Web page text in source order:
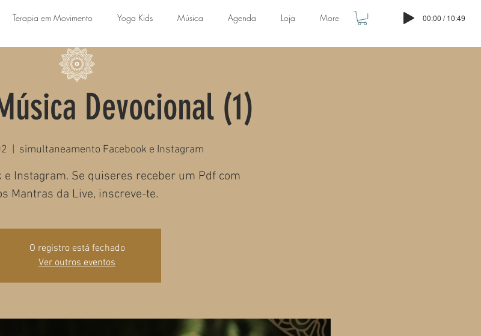
Terapia em Movimento Yoga Kids Música Agenda Loja More 00:00 / 10:49
Devocional (1)
  |
simultaneamento Facebook e Instagram
e Instagram. Se quiseres receber um Pdf com
Mantras da Live, inscreve-te.
O registro está fechado
Ver outros eventos